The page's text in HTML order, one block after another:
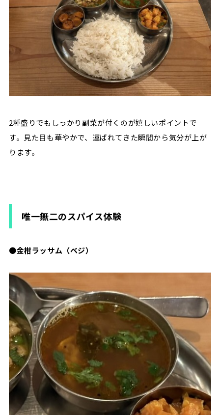
2種盛りでもしっかり副菜が付くのが嬉しいポイントで
す。見た目も華やかで、運ばれてきた瞬間から気分が上が
ります。
唯一無二のスパイス体験
●金柑ラッサム（ベジ）